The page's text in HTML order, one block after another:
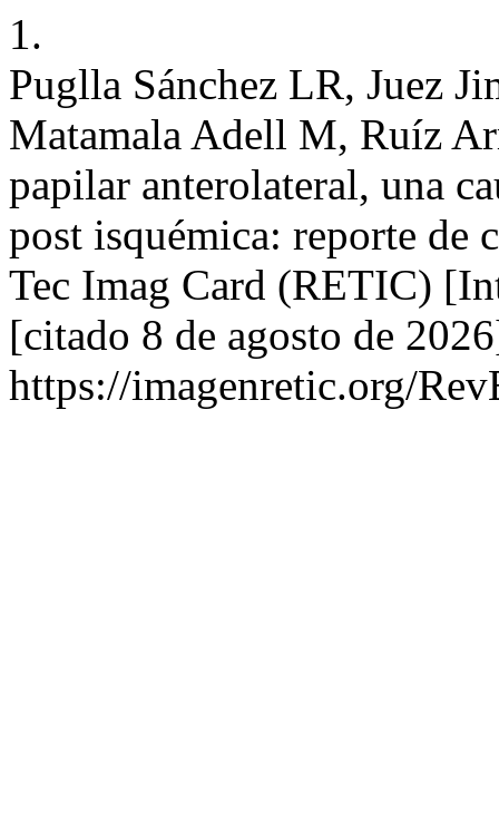
1.
Puglla Sánchez LR, Juez
Matamala Adell M, Ruíz
papilar anterolateral, una
post isquémica: reporte de
Tec Imag Card (RETIC)
[citado 8 de agosto de
https://imagenretic.org/